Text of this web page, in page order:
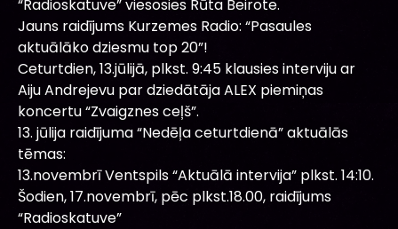
“Radioskatuve” viesosies Rūta Beirote.
Jauns raidījums Kurzemes Radio: “Pasaules
aktuālāko dziesmu top 20”!
Ceturtdien, 13.jūlijā, plkst. 9:45 klausies interviju ar
Aiju Andrejevu par dziedātāja ALEX piemiņas
koncertu “Zvaigznes ceļš”.
13. jūlija raidījuma “Nedēļa ceturtdienā” aktuālās
tēmas:
13.novembrī Ventspils “Aktuālā intervija” plkst. 14:10.
Šodien, 17.novembrī, pēc plkst.18.00, raidījums
“Radioskatuve”